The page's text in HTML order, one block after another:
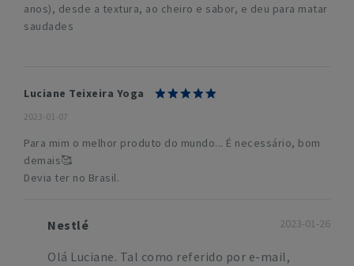
anos), desde a textura, ao cheiro e sabor, e deu para matar
saudades
Luciane Teixeira Yoga
2023-01-07
Para mim o melhor produto do mundo... É necessário, bom
demais🥰
Devia ter no Brasil.
Nestlé 2023-01-26
Olá Luciane. Tal como referido por e-mail,